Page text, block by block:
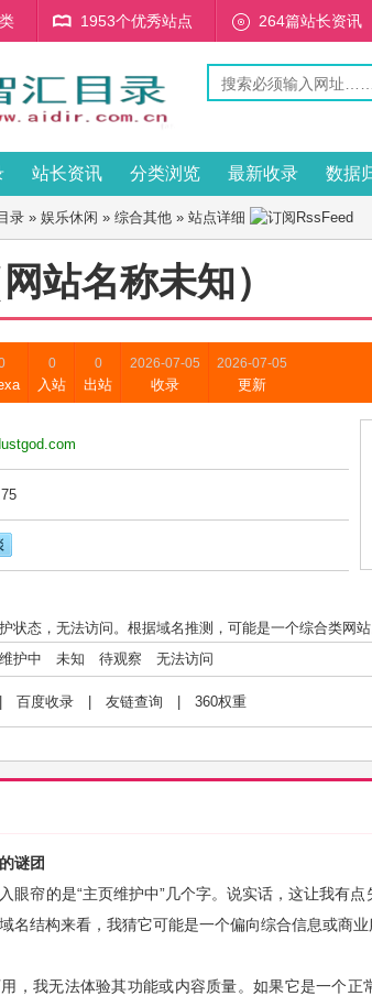
1953个优秀站点 264篇站长资讯
站长资讯 分类浏览 最新收录 数据
录 » 娱乐休闲 » 综合其他 » 站点详细
网站名称未知）
0
入站
0
出站
2026-07-05
收录
2026-07-05
更新
状态，无法访问。根据域名推测，可能是一个综合类网站
维护中 未知 待观察 无法访问
百度收录 友链查询 360权重
谜团
眼帘的是“主页维护中”几个字。说实话，这让我有
名结构来看，我猜它可能是一个偏向综合信息或商业
，我无法体验其功能或内容质量。如果它是一个正